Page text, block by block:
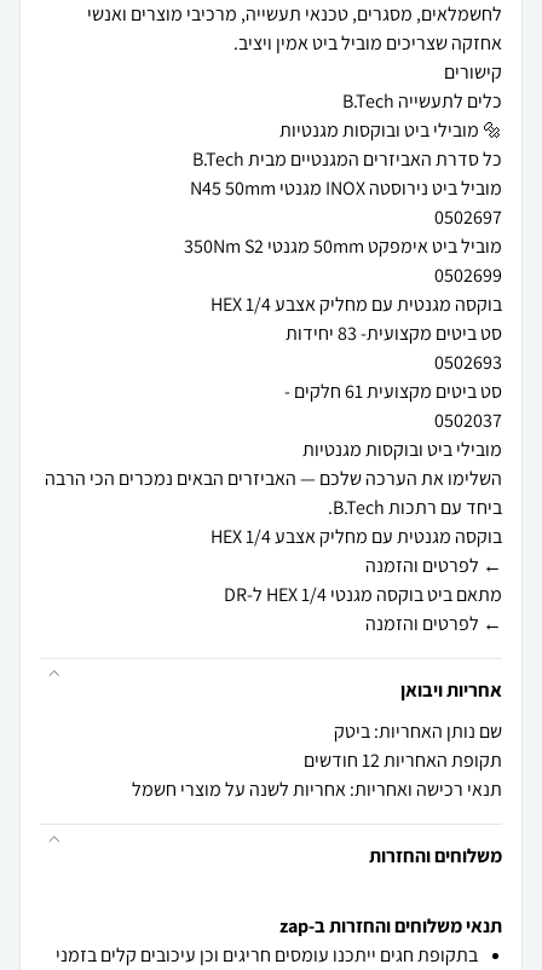
לחשמלאים, מסגרים, טכנאי תעשייה, מרכיבי מוצרים ואנשי
השלימו את הערכה שלכם — האביזרים הבאים נמכרים הכי הרבה
← לפרטים והזמנה
אחריות ויבואן
שם נותן האחריות: ביטק
תקופת האחריות 12 חודשים
תנאי רכישה ואחריות: אחריות לשנה על מוצרי חשמל
משלוחים והחזרות
תנאי משלוחים והחזרות ב-zap
בתקופת חגים ייתכנו עומסים חריגים וכן עיכובים קלים בזמני